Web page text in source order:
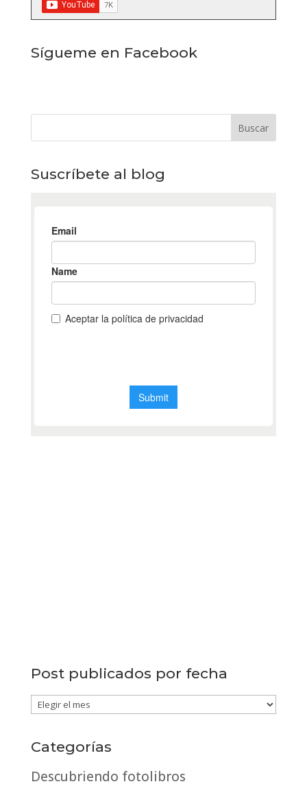
Sígueme en Facebook
Suscríbete al blog
Post publicados por fecha
Post
por
fecha
Categorías
Descubriendo fotolibros